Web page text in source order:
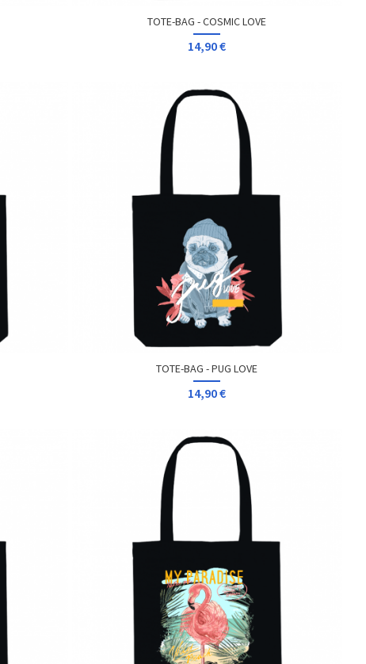
TOTE-BAG - COSMIC LOVE
14,90 €
TOTE-BAG - PUG LOVE
14,90 €